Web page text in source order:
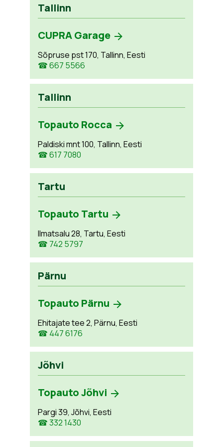
Tallinn
CUPRA Garage
Sõpruse pst 170, Tallinn, Eesti
☎ 667 5566
Tallinn
Topauto Rocca
Paldiski mnt 100, Tallinn, Eesti
☎ 617 7080
Tartu
Topauto Tartu
Ilmatsalu 28, Tartu, Eesti
☎ 742 5797
Pärnu
Topauto Pärnu
Ehitajate tee 2, Pärnu, Eesti
☎ 447 6176
Jõhvi
Topauto Jõhvi
Pargi 39, Jõhvi, Eesti
☎ 332 1430